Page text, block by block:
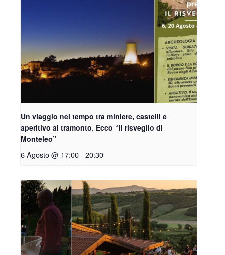
Un viaggio nel tempo tra miniere, castelli e
aperitivo al tramonto. Ecco “Il risveglio di
Monteleo”
6 Agosto @ 17:00- 20:30